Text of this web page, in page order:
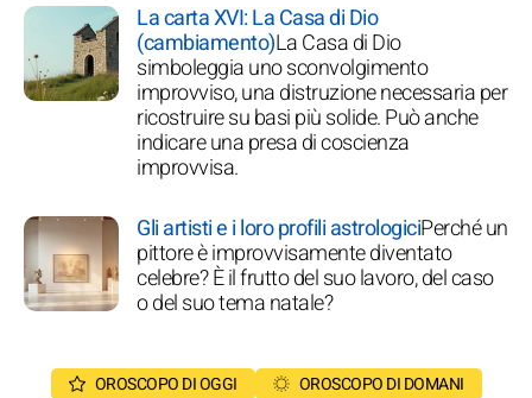
La carta XVI: La Casa di Dio
(cambiamento)La Casa di Dio
simboleggia uno sconvolgimento
improvviso, una distruzione necessaria per
ricostruire su basi più solide. Può anche
indicare una presa di coscienza
improvvisa.
Gli artisti e i loro profili astrologiciPerché un
pittore è improvvisamente diventato
celebre? È il frutto del suo lavoro, del caso
o del suo tema natale?
OROSCOPO DI OGGI
OROSCOPO DI DOMANI